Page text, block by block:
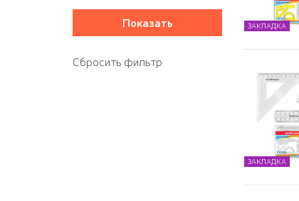
ЗАКЛАДКА
ЗАКЛАДКА